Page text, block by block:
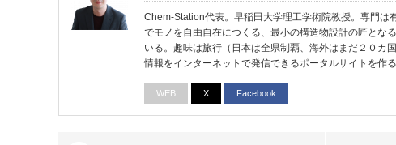
Chem-Station代表。早稲田大学理工学術院教授。専門は
でモノを自由自在につくる、最小の構造物設計の匠とな
いる。趣味は旅行（日本は全県制覇、海外はまだ２０カ
情報をインターネットで発信できるポータルサイトを作る
WEB X Facebook